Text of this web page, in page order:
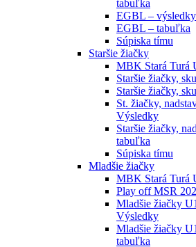
tabuľka
EGBL – výsledky
EGBL – tabuľka
Súpiska tímu
Staršie žiačky
MBK Stará Turá
Staršie žiačky,
Staršie žiačky,
St. žiačky,
Výsledky
Staršie žiačky,
tabuľka
Súpiska tímu
Mladšie žiačky
MBK Stará Turá
Play off MSR
Mladšie žiačky
Výsledky
Mladšie žiačky
tabuľka